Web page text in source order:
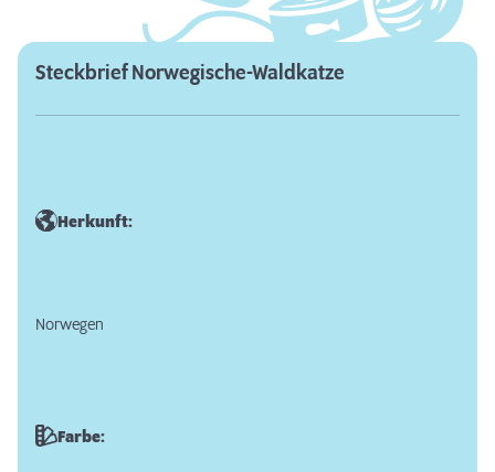
Steckbrief Norwegische-Waldkatze
Herkunft:
Norwegen
Farbe: